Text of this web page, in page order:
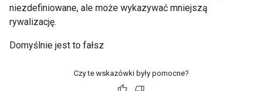
niezdefiniowane, ale może wykazywać mniejszą
rywalizację.
Domyślnie jest to fałsz
Czy te wskazówki były pomocne?